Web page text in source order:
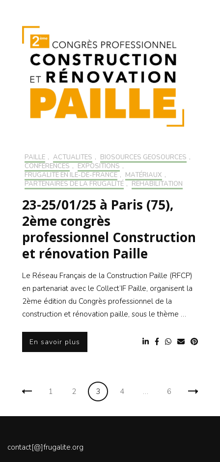
PAILLE , ACTUALITÉS , BIOSOURCÉS GÉOSOURCÉS ,
CONFÉRENCES , EXPOSITIONS ,
FRUGALITÉ EN ILE-DE-FRANCE , MATÉRIAUX ,
PARTENAIRES DE LA FRUGALITÉ , RÉHABILITATION
23-25/01/25 à Paris (75),
2ème congrès
professionnel Construction
et rénovation Paille
Le Réseau Français de la Construction Paille (RFCP)
en partenariat avec le Collect’IF Paille, organisent la
2ème édition du Congrès professionnel de la
construction et rénovation paille, sous le thème …
En savoir plus
Navigation
articles
Page
1 Page
2 Page
3 Page
4 … Page
6
contact[@]frugalite.org